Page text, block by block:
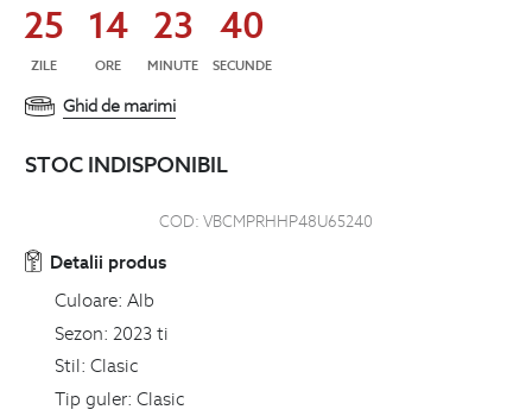
25
ZILE
14
ORE
23
MINUTE
39
SECUNDE
Ghid de marimi
STOC INDISPONIBIL
COD: VBCMPRHHP48U65240
Detalii produs
Culoare: Alb
Sezon: 2023 ti
Stil: Clasic
Tip guler: Clasic